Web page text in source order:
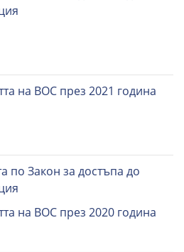
на ВОС през 2021 година
по Закон за достъпа до
на ВОС през 2020 година